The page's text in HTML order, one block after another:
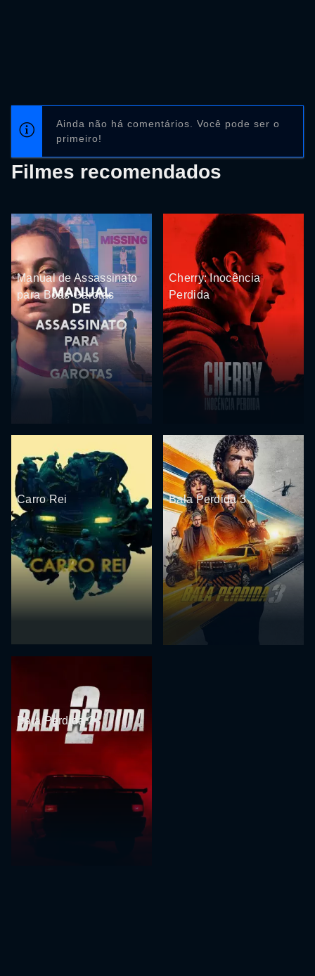
Ainda não há comentários. Você pode ser o
primeiro!
Filmes recomendados
Manual de Assassinato
para Boas Garotas
Cherry: Inocência
Perdida
Carro Rei Bala Perdida 3
Bala Perdida 2